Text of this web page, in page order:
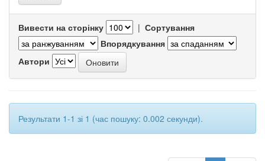
Вивести на сторінку | Сортування
Впорядкування
Автори
Результати 1-1 зі 1 (час пошуку: 0.002 секунди).